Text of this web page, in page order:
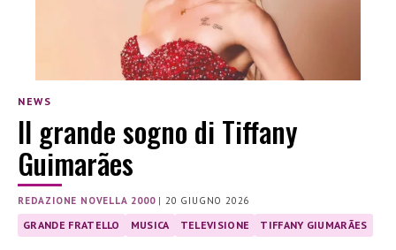
NEWS
Il grande sogno di Tiffany
Guimarães
REDAZIONE NOVELLA 2000|20 GIUGNO 2026
GRANDE FRATELLO MUSICA TELEVISIONE TIFFANY GIUMARÃES